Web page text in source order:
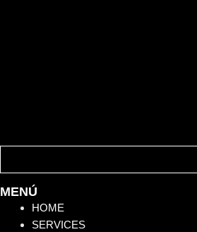
MENÚ
HOME
SERVICES